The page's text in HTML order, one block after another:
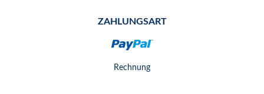
ZAHLUNGSART
Rechnung